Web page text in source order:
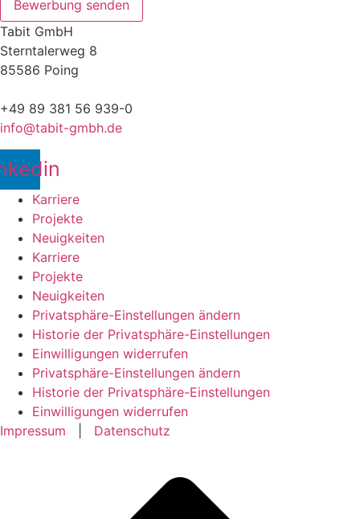
Bewerbung senden
Tabit GmbH
Sterntalerweg 8
85586 Poing
+49 89 381 56 939-0
info@tabit-gmbh.de
Karriere
Projekte
Neuigkeiten
Karriere
Projekte
Neuigkeiten
Privatsphäre-Einstellungen ändern
Historie der Privatsphäre-Einstellungen
Einwilligungen widerrufen
Privatsphäre-Einstellungen ändern
Historie der Privatsphäre-Einstellungen
Einwilligungen widerrufen
Impressum
Datenschutz